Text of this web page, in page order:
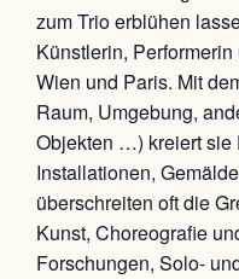
zum Trio erblühen
Künstlerin,
Wien und Paris. Mit
Raum, Umgebung,
Objekten …) kreiert sie
Installationen,
überschreiten oft die
Kunst, Choreografie
Forschungen, Solo-